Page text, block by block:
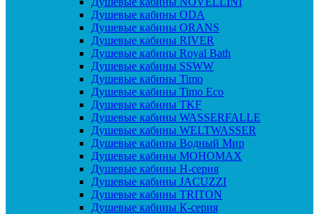
Душевые кабины ODA
Душевые кабины ORANS
Душевые кабины RIVER
Душевые кабины Royal Bath
Душевые кабины SSWW
Душевые кабины Timo
Душевые кабины Timo Eco
Душевые кабины TKF
Душевые кабины WASSERFALLE
Душевые кабины WELTWASSER
Душевые кабины Водный Мир
Душевые кабины МОНОМАХ
Душевые кабины H-серия
Душевые кабины JACUZZI
Душевые кабины TRITON
Душевые кабины К-серия